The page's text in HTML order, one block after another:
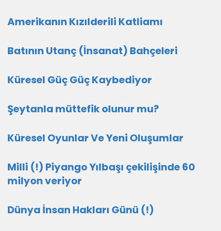
Amerikanın Kızılderili Katliamı
Batının Utanç (İnsanat) Bahçeleri
Küresel Güç Güç Kaybediyor
Şeytanla müttefik olunur mu?
Küresel Oyunlar Ve Yeni Oluşumlar
Milli (!) Piyango Yılbaşı çekilişinde 60
milyon veriyor
Dünya İnsan Hakları Günü (!)